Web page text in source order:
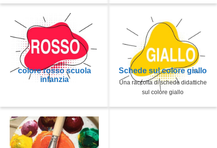
colore rosso scuola
infanzia
Schede sul colore giallo
Una raccolta di schede didattiche
sul colore giallo